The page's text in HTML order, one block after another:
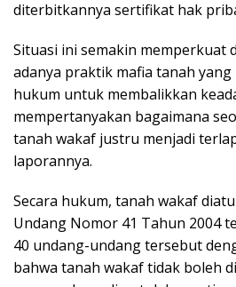
diterbitkannya sertifikat hak
Situasi ini semakin memperkuat
adanya praktik mafia tanah
hukum untuk membalikkan
mempertanyakan bagaimana
tanah wakaf justru menjadi
laporannya.
Secara hukum, tanah wakaf
Undang Nomor 41 Tahun 2004
40 undang-undang tersebut
bahwa tanah wakaf tidak boleh